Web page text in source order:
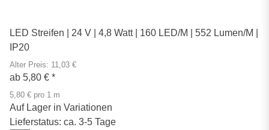
LED Streifen | 24 V | 4,8 Watt | 160 LED/M | 552 Lumen/M |
IP20
Alter Preis: 11,03 €
ab 5,80 € *
5,80 € pro 1 m
Auf Lager in Variationen
Lieferstatus: ca. 3-5 Tage